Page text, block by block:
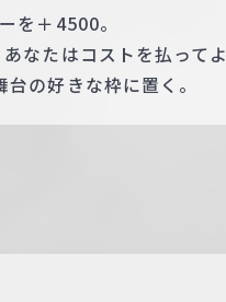
を＋4500。
なたはコストを払ってよ
の好きな枠に置く。